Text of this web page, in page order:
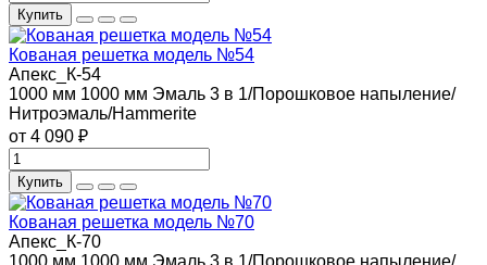
Купить
Кованая решетка модель №54
Апекс_К-54
1000 мм 1000 мм Эмаль 3 в 1/Порошковое напыление/
Нитроэмаль/Hammerite
от 4 090 ₽
Купить
Кованая решетка модель №70
Апекс_К-70